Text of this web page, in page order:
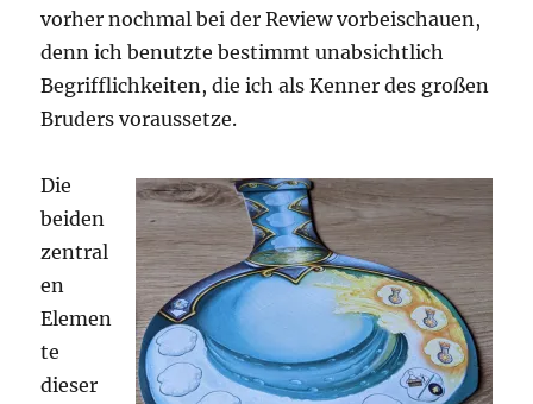
vorher nochmal bei der Review vorbeischauen,
denn ich benutzte bestimmt unabsichtlich
Begrifflichkeiten, die ich als Kenner des großen
Bruders voraussetze.
Die
beiden
zentral
en
Elemen
te
dieser